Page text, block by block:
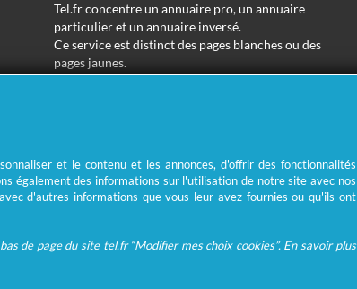
Tel.fr concentre un annuaire pro, un annuaire
particulier et un annuaire inversé.
Ce service est distinct des pages blanches ou des
pages jaunes.
Les informations utilisées peuvent donc varier en
nom ou un métier.
Enfin, l'annuaire inversé permet de trouver l'identité
derrière un numéro de téléphone inconnu.
© Ecométrie 2026
et le contenu et les annonces, d'offrir des fonctionnalités
également des informations sur l'utilisation de notre site avec nos
d'autres informations que vous leur avez fournies ou qu'ils ont
de page du site tel.fr “Modifier mes choix cookies”. En savoir plus